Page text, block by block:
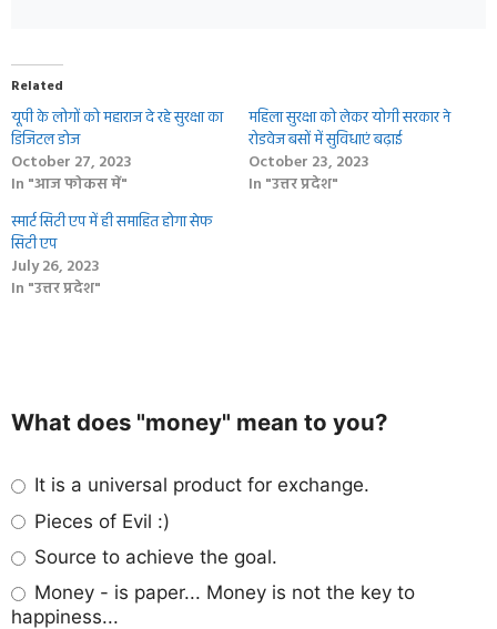
Related
यूपी के लोगों को महाराज दे रहे सुरक्षा का
डिजिटल डोज
October 27, 2023
In "आज फोकस में"
महिला सुरक्षा को लेकर योगी सरकार ने
रोडवेज बसों में सुविधाएं बढ़ाई
October 23, 2023
In "उत्तर प्रदेश"
स्मार्ट सिटी एप में ही समाहित होगा सेफ
सिटी एप
July 26, 2023
In "उत्तर प्रदेश"
What does "money" mean to you?
It is a universal product for exchange.
Pieces of Evil :)
Source to achieve the goal.
Money - is paper... Money is not the key to
happiness...